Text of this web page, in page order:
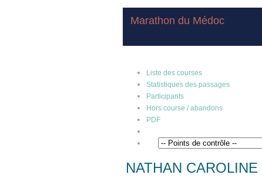
Marathon du Médoc
Liste des courses
Statistiques des passages
Participants
Hors course / abandons
PDF
NATHAN CAROLINE